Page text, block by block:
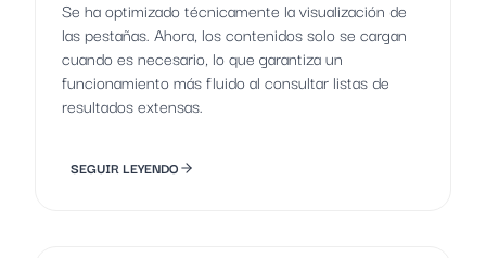
Se ha optimizado técnicamente la visualización de
las pestañas. Ahora, los contenidos solo se cargan
cuando es necesario, lo que garantiza un
funcionamiento más fluido al consultar listas de
resultados extensas.
SEGUIR LEYENDO